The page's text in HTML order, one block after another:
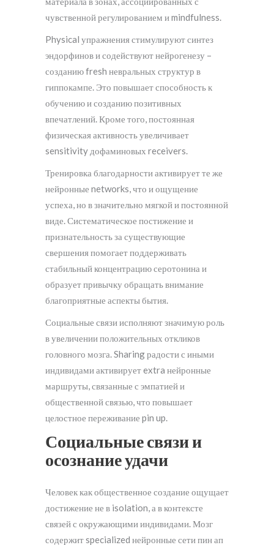
чувственной регулированием и mindfulness.
Physical упражнения стимулируют синтез
эндорфинов и содействуют нейрогенезу –
созданию fresh невральных структур в
гиппокампе. Это повышает способность к
обучению и созданию позитивных
впечатлений. Кроме того, постоянная
физическая активность увеличивает
sensitivity дофаминовых receivers.
Тренировка благодарности активирует те же
нейронные networks, что и ощущение
успеха, но в значительно мягкой и постоянной
виде. Систематическое постижение и
признательность за существующие
свершения помогает поддерживать
стабильный концентрацию серотонина и
образует привычку обращать внимание
благоприятные аспекты бытия.
Социальные связи исполняют значимую роль
в увеличении положительных откликов
головного мозга. Sharing радости с иными
индивидами активирует extra нейронные
маршруты, связанные с эмпатией и
общественной связью, что повышает
целостное переживание pin up.
Социальные связи и
осознание удачи
Человек как общественное создание ощущает
достижение не в isolation, а в контексте
связей с окружающими индивидами. Мозг
содержит specialized нейронные сети пин ап